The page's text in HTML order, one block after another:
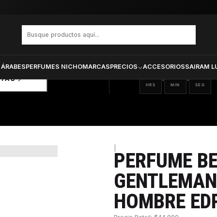
PERFUMES NICHOMARCASPRECIOS ACCESORIOSSAIRAM
22
HRS
: 32
MIN
: 33
SEG
PERFUME
HOMBRE